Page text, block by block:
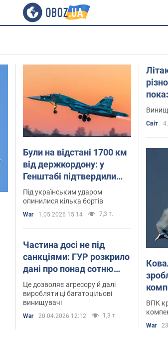
Були на відстані 1700 км
від держкордону: у
Генштабі підтвердили
ураження літаків Су-57
та Су-34 у Челябінській
області
Під українським ударом
опинилися кілька бортів
War 1.05.2026 15:14 7,3 т.
Частина досі не під
санкціями: ГУР розкрило
дані про понад сотню
підприємств, залучених
до виробництва
російських Су-57
Це дозволяє агресору й далі
виробляти ці багатоцільові
винищувачі
War 20.04.2026 12:12 1,3 т.
Світ
ВПК
War